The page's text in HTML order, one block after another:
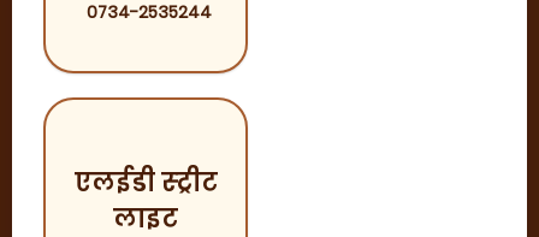
0734-2535244
एलईडी स्ट्रीट
लाइट